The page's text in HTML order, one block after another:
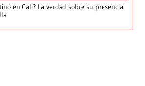
en Cali? La verdad sobre su presencia